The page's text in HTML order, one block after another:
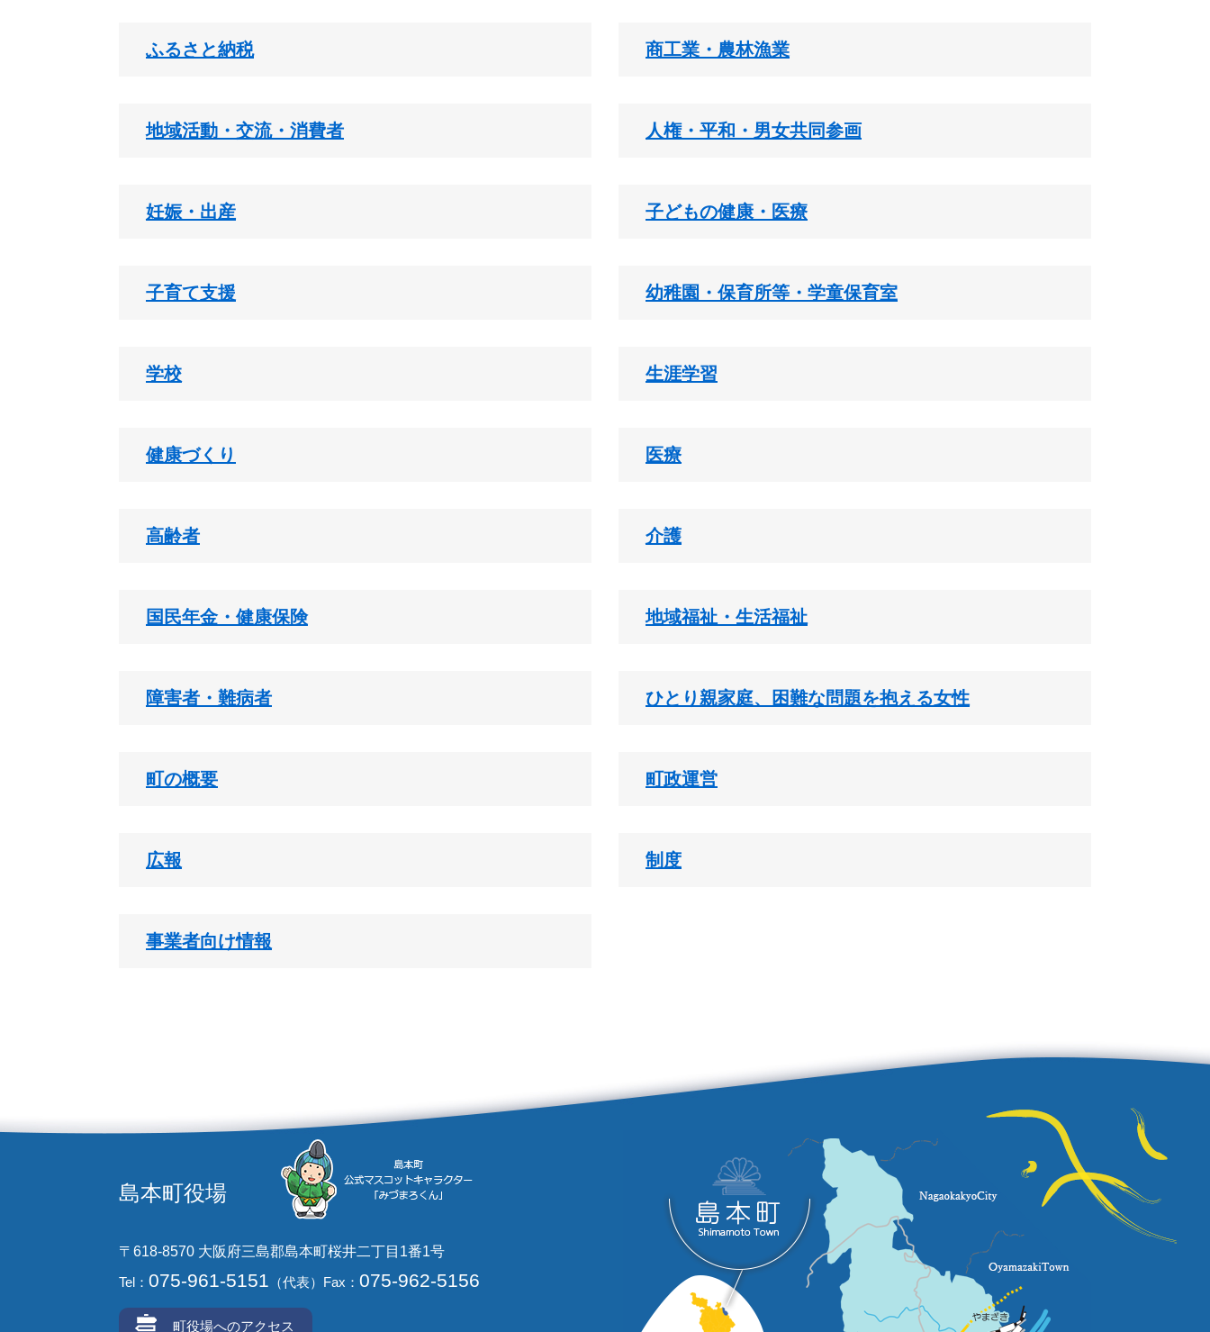
ふるさと納税 商工業・農林漁業
地域活動・交流・消費者 人権・平和・男女共同参画
妊娠・出産 子どもの健康・医療
子育て支援 幼稚園・保育所等・学童保育室
学校 生涯学習
健康づくり 医療
高齢者 介護
国民年金・健康保険 地域福祉・生活福祉
障害者・難病者 ひとり親家庭、困難な問題を抱える女性
町の概要 町政運営
広報 制度
事業者向け情報
島本町役場
〒618-8570 大阪府三島郡島本町桜井二丁目1番1号
Tel： 075-961-5151 （代表） Fax： 075-962-5156
町役場へのアクセス